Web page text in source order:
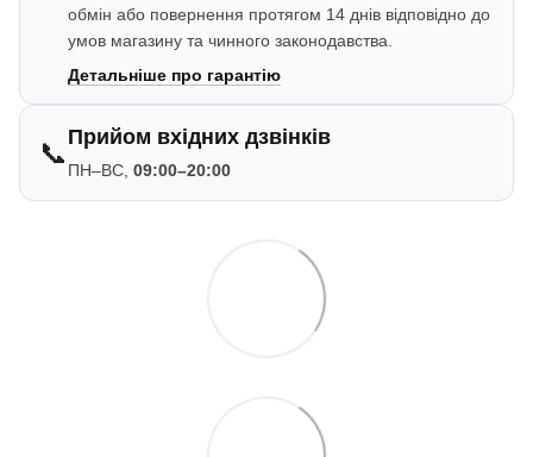
обмін або повернення протягом 14 днів відповідно до
умов магазину та чинного законодавства.
Детальніше про гарантію
📞 Прийом вхідних дзвінків
ПН–ВС, 09:00–20:00